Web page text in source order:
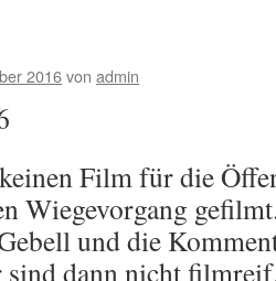
2016von admin
Film für die
Wiegevorgang
und die
sind dann nicht